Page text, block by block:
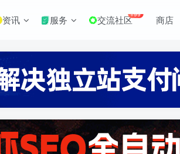
资讯 服务 交流社区+99 商店